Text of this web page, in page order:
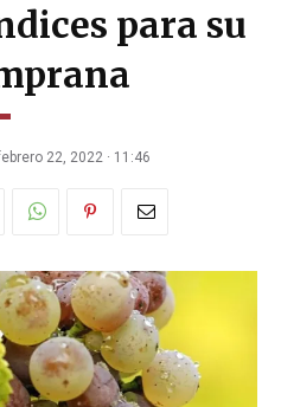
para su
22, 2022 · 11:46